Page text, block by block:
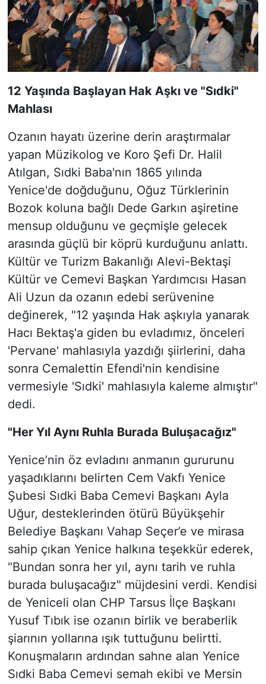
12 Yaşında Başlayan Hak Aşkı ve "Sıdki"
Mahlası
Ozanın hayatı üzerine derin araştırmalar
yapan Müzikolog ve Koro Şefi Dr. Halil
Atılgan, Sıdki Baba'nın 1865 yılında
Yenice'de doğduğunu, Oğuz Türklerinin
Bozok koluna bağlı Dede Garkın aşiretine
mensup olduğunu ve geçmişle gelecek
arasında güçlü bir köprü kurduğunu anlattı.
Kültür ve Turizm Bakanlığı Alevi-Bektaşi
Kültür ve Cemevi Başkan Yardımcısı Hasan
Ali Uzun da ozanın edebi serüvenine
değinerek, "12 yaşında Hak aşkıyla yanarak
Hacı Bektaş'a giden bu evladımız, önceleri
'Pervane' mahlasıyla yazdığı şiirlerini, daha
sonra Cemalettin Efendi'nin kendisine
vermesiyle 'Sıdki' mahlasıyla kaleme almıştır"
dedi.
"Her Yıl Aynı Ruhla Burada Buluşacağız"
Yenice’nin öz evladını anmanın gururunu
yaşadıklarını belirten Cem Vakfı Yenice
Şubesi Sıdki Baba Cemevi Başkanı Ayla
Uğur, desteklerinden ötürü Büyükşehir
Belediye Başkanı Vahap Seçer’e ve mirasa
sahip çıkan Yenice halkına teşekkür ederek,
"Bundan sonra her yıl, aynı tarih ve ruhla
burada buluşacağız" müjdesini verdi. Kendisi
de Yeniceli olan CHP Tarsus İlçe Başkanı
Yusuf Tıbık ise ozanın birlik ve beraberlik
şiarının yollarına ışık tuttuğunu belirtti.
Konuşmaların ardından sahne alan Yenice
Sıdki Baba Cemevi semah ekibi ve Mersin